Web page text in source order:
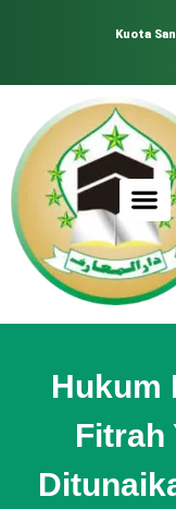
Kuota
Hukum
Fitrah